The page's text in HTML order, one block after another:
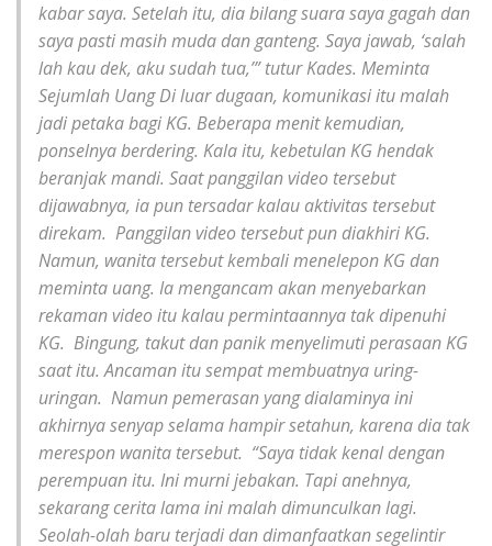
kabar saya. Setelah itu, dia bilang suara saya gagah dan
saya pasti masih muda dan ganteng. Saya jawab, ‘salah
lah kau dek, aku sudah tua,’” tutur Kades. ‎Meminta
Sejumlah Uang ‎Di luar dugaan, komunikasi itu malah
jadi petaka bagi KG. Beberapa menit kemudian,
ponselnya berdering. Kala itu, kebetulan KG hendak
beranjak mandi. Saat panggilan video tersebut
dijawabnya, ia pun tersadar kalau aktivitas tersebut
direkam. ‎ ‎Panggilan video tersebut pun diakhiri KG.
Namun, wanita tersebut kembali menelepon KG dan
meminta uang. Ia mengancam akan menyebarkan
rekaman video itu kalau permintaannya tak dipenuhi
KG. ‎ ‎Bingung, takut dan panik menyelimuti perasaan KG
saat itu. Ancaman itu sempat membuatnya uring-
uringan. ‎ ‎Namun pemerasan yang dialaminya ini
akhirnya senyap selama hampir setahun, karena dia tak
merespon wanita tersebut. ‎ ‎“Saya tidak kenal dengan
perempuan itu. Ini murni jebakan. Tapi anehnya,
sekarang cerita lama ini malah dimunculkan lagi.
Seolah-olah baru terjadi dan dimanfaatkan segelintir